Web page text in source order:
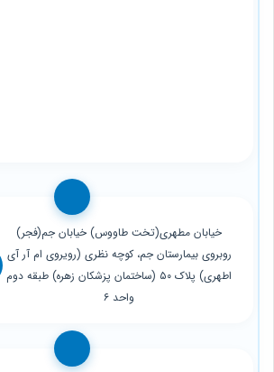
خیابان مطهری(تخت طاووس) خیابان جم(فجر)
روبروی بیمارستان جم، کوچه نظری (رویروی ام آر آی
اطهری) پلاک ۵۰ (ساختمان پزشکان زهره) طبقه دوم
واحد ۶